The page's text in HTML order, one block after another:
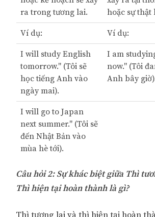
ra trong tương lai.
hoặc sự thật
Ví dụ: Ví dụ:
I will study English
tomorrow." (Tôi sẽ
học tiếng Anh vào
ngày mai).
I am
now." (Tôi
Anh bây
I will go to Japan
next summer." (Tôi sẽ
đến Nhật Bản vào
mùa hè tới).
Câu hỏi 2: Sự khác biệt giữa Thì
Thì hiện tại hoàn thành là gì?